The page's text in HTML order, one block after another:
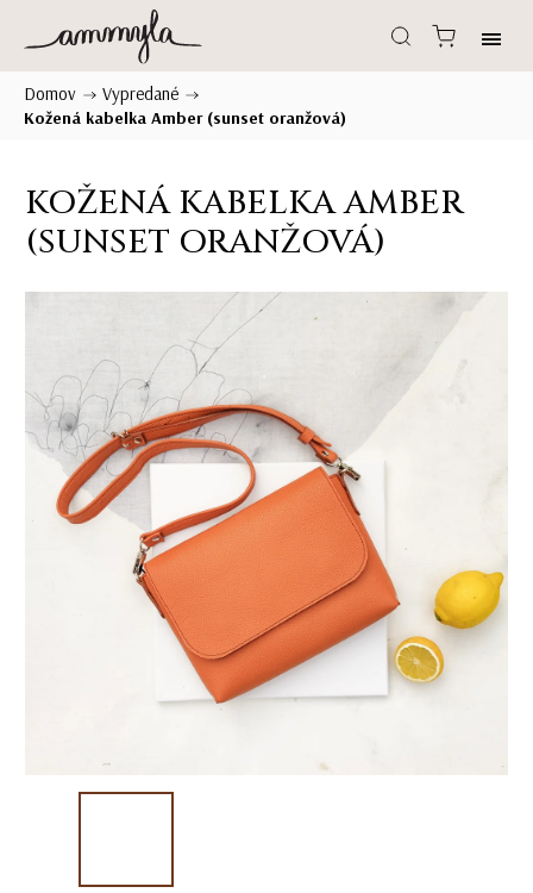
Domov / Vypredané /
Kožená kabelka Amber (sunset oranžová)
KOŽENÁ KABELKA AMBER
(SUNSET ORANŽOVÁ)